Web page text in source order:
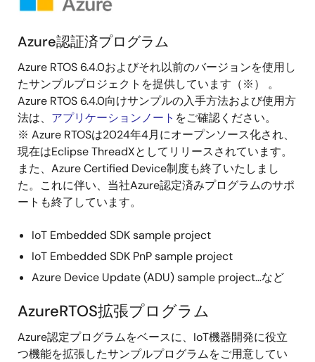
を実現で
セカンダ
バイスの
性への対
フレキシ
なサービ
アップデ
が可能に
Update
FreeRTOS
画
Azure認証済プログラム
Azure RTOS 6.4.0およびそれ以前のバージョンを使用し
たサンプルプロジェクトを提供しています（※） 。
Azure RTOS 6.4.0向けサンプルの入手方法および使用方
法は、 アプリケーションノート をご確認ください。
※ Azure RTOSは2024年4月にオープンソース化され、
現在はEclipse ThreadXとしてリリースされています。
また、Azure Certified Device制度も終了いたしまし
た。これに伴い、当社Azure認定済みプログラムのサポ
ートも終了しています。
IoT Embedded SDK sample project
IoT Embedded SDK PnP sample project
Azure Device Update (ADU) sample project…など
AzureRTOS拡張プログラム
Azure認定プログラムをベースに、IoT機器開発に役立
つ機能を拡張したサンプルプログラムをご用意してい